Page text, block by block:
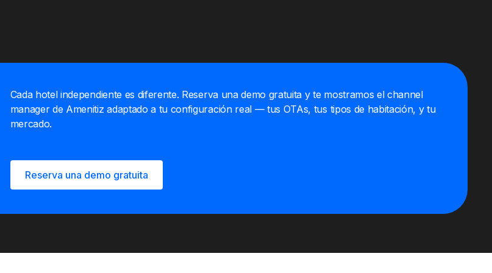
Cada hotel independiente es diferente. Reserva una demo gratuita y te mostramos el channel
manager de Amenitiz adaptado a tu configuración real — tus OTAs, tus tipos de habitación, y tu
mercado.
Reserva una demo gratuita